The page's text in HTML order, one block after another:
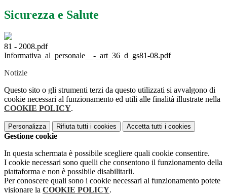
Sicurezza e Salute
81 - 2008.pdf
Informativa_al_personale__-_art_36_d_gs81-08.pdf
Notizie
Questo sito o gli strumenti terzi da questo utilizzati si avvalgono di
cookie necessari al funzionamento ed utili alle finalità illustrate nella
COOKIE POLICY.
Personalizza Rifiuta tutti i cookies Accetta tutti i cookies
Gestione cookie
In questa schermata è possibile scegliere quali cookie consentire.
I cookie necessari sono quelli che consentono il funzionamento della
piattaforma e non è possibile disabilitarli.
Per conoscere quali sono i cookie necessari al funzionamento potete
visionare la COOKIE POLICY.